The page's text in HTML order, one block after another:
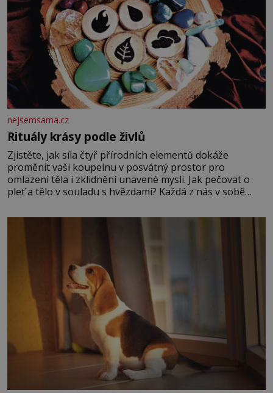
nejsemsama.cz
Rituály krásy podle živlů
Zjistěte, jak síla čtyř přírodních elementů dokáže
proměnit vaši koupelnu v posvátný prostor pro
omlazení těla i zklidnění unavené mysli. Jak pečovat o
pleť a tělo v souladu s hvězdami? Každá z nás v sobě
povaze, ale i v potřebách naší pokožky. Ohnivá znamení
Ženy narozené ve znamení Berana, Lva a Střelce v sobě
nesou žár, odvahu a neutuchající elán. Vaše